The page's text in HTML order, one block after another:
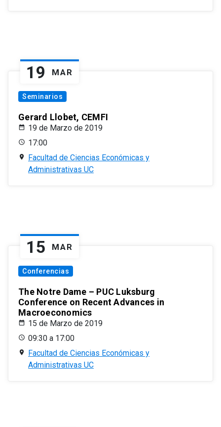
19 MAR
Seminarios
Gerard Llobet, CEMFI
19 de Marzo de 2019
17:00
Facultad de Ciencias Económicas y
Administrativas UC
15 MAR
Conferencias
The Notre Dame – PUC Luksburg
Conference on Recent Advances in
Macroeconomics
15 de Marzo de 2019
09:30 a 17:00
Facultad de Ciencias Económicas y
Administrativas UC